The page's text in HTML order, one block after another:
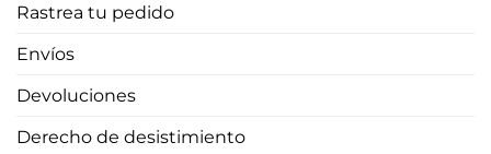
Rastrea tu pedido
Envíos
Devoluciones
Derecho de desistimiento